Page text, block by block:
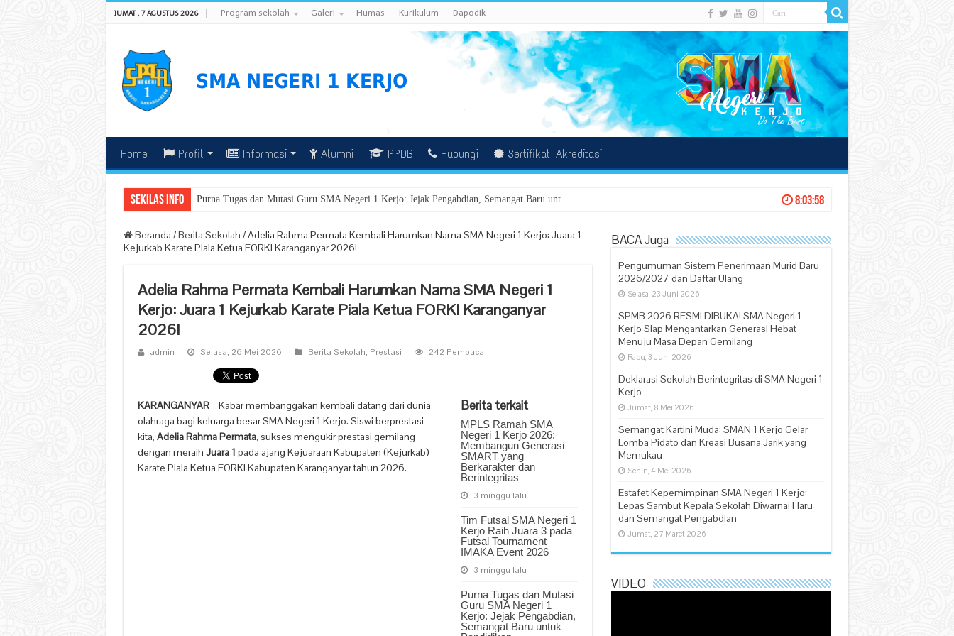
JUMAT , 7 AGUSTUS 2026 Program sekolah Galeri Humas Kurikulum Dapodik
Home Profil Informasi Alumni PPDB Hubungi Sertifikat Akreditasi
Sekilas Info 8:03:59
Beranda /Berita Sekolah /Adelia Rahma Permata Kembali Harumkan Nama SMA Negeri 1 Kerjo: Juara 1
Kejurkab Karate Piala Ketua FORKI Karanganyar 2026!
Adelia Rahma Permata Kembali Harumkan Nama SMA Negeri 1
Kerjo: Juara 1 Kejurkab Karate Piala Ketua FORKI Karanganyar
2026!
admin Selasa, 26 Mei 2026 Berita Sekolah, Prestasi 242 Pembaca
Berita terkait
MPLS Ramah SMA
Negeri 1 Kerjo 2026:
Membangun Generasi
SMART yang
Berkarakter dan
Berintegritas
3 minggu lalu
Tim Futsal SMA Negeri 1
Kerjo Raih Juara 3 pada
Futsal Tournament
IMAKA Event 2026
3 minggu lalu
Purna Tugas dan Mutasi
Guru SMA Negeri 1
Kerjo: Jejak Pengabdian,
Semangat Baru untuk
KARANGANYAR– Kabar membanggakan kembali datang dari dunia
olahraga bagi keluarga besar SMA Negeri 1 Kerjo. Siswi berprestasi
kita, Adelia Rahma Permata, sukses mengukir prestasi gemilang
dengan meraih Juara 1 pada ajang Kejuaraan Kabupaten (Kejurkab)
Karate Piala Ketua FORKI Kabupaten Karanganyar tahun 2026.
BACA Juga
Pengumuman Sistem Penerimaan Murid Baru
2026/2027 dan Daftar Ulang
Selasa, 23 Juni 2026
SPMB 2026 RESMI DIBUKA! SMA Negeri 1
Kerjo Siap Mengantarkan Generasi Hebat
Menuju Masa Depan Gemilang
Rabu, 3 Juni 2026
Deklarasi Sekolah Berintegritas di SMA Negeri 1
Kerjo
Jumat, 8 Mei 2026
Semangat Kartini Muda: SMAN 1 Kerjo Gelar
Lomba Pidato dan Kreasi Busana Jarik yang
Memukau
Senin, 4 Mei 2026
Estafet Kepemimpinan SMA Negeri 1 Kerjo:
Lepas Sambut Kepala Sekolah Diwarnai Haru
dan Semangat Pengabdian
Jumat, 27 Maret 2026
VIDEO